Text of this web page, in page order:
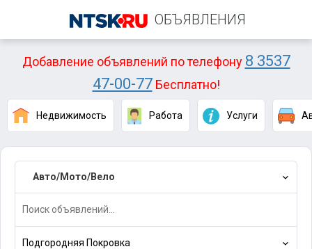
ОБЪЯВЛЕНИЯ
Добавление объявлений по телефону 8 3537
47-00-77Бесплатно!
Недвижимость Работа Услуги
Авто/Мото/Вело
Подгородняя Покровка